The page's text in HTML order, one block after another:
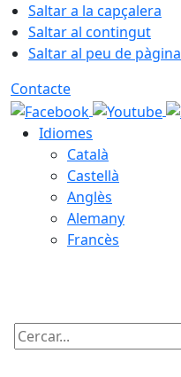
Saltar a la capçalera
Saltar al contingut
Saltar al peu de pàgina
Contacte
Idiomes
Català
Castellà
Anglès
Alemany
Francès
Cercar: